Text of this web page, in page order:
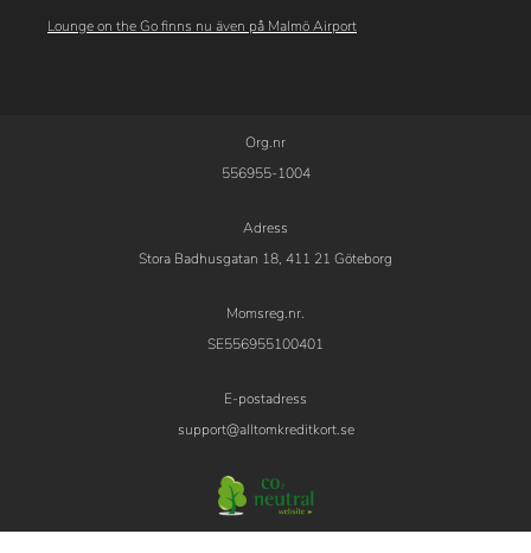
Lounge on the Go finns nu även på Malmö Airport
Org.nr
556955-1004
Adress
Stora Badhusgatan 18, 411 21 Göteborg
Momsreg.nr.
SE556955100401
E-postadress
support@alltomkreditkort.se